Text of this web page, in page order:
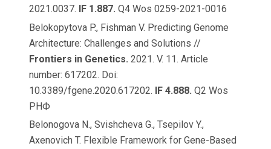
2021.0037.
IF 1.887. Q4 Wos 0259-2021-0016
Belokopytova P., Fishman V. Predicting Genome
Architecture: Challenges and Solutions //
Frontiers in Genetics. 2021. V. 11. Article
number: 617202. Doi:
10.3389/fgene.2020.617202. IF 4.888. Q2 Wos
РНФ
Belonogova N., Svishcheva G., Tsepilov Y.,
Axenovich T. Flexible Framework for Gene-Based